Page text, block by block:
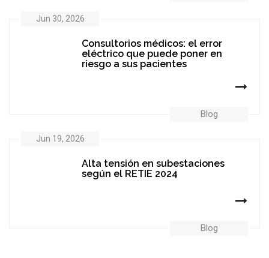
Jun 30, 2026
Blog
Consultorios médicos: el error
eléctrico que puede poner en
riesgo a sus pacientes
Jun 19, 2026
Blog
Alta tensión en subestaciones
según el RETIE 2024